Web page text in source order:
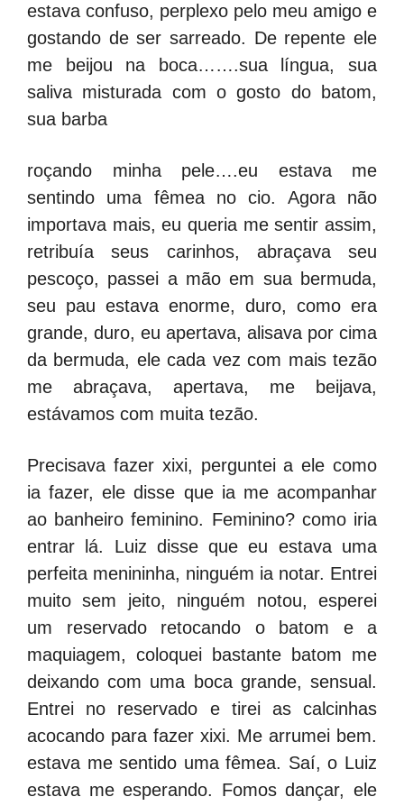
estava confuso, perplexo pelo meu amigo e
gostando de ser sarreado. De repente ele
me beijou na boca…….sua língua, sua
saliva misturada com o gosto do batom,
sua barba
roçando minha pele….eu estava me
sentindo uma fêmea no cio. Agora não
importava mais, eu queria me sentir assim,
retribuía seus carinhos, abraçava seu
pescoço, passei a mão em sua bermuda,
seu pau estava enorme, duro, como era
grande, duro, eu apertava, alisava por cima
da bermuda, ele cada vez com mais tezão
me abraçava, apertava, me beijava,
estávamos com muita tezão.
Precisava fazer xixi, perguntei a ele como
ia fazer, ele disse que ia me acompanhar
ao banheiro feminino. Feminino? como iria
entrar lá. Luiz disse que eu estava uma
perfeita menininha, ninguém ia notar. Entrei
muito sem jeito, ninguém notou, esperei
um reservado retocando o batom e a
maquiagem, coloquei bastante batom me
deixando com uma boca grande, sensual.
Entrei no reservado e tirei as calcinhas
acocando para fazer xixi. Me arrumei bem.
estava me sentido uma fêmea. Saí, o Luiz
estava me esperando. Fomos dançar, ele